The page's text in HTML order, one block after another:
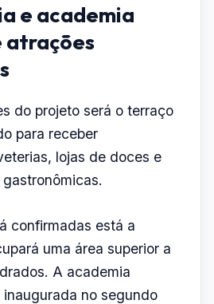
e academia
atrações
do projeto será o terraço
para receber
lojas de doces e
confirmadas está a
uma área superior a
A academia
no segundo